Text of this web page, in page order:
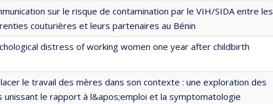
sur le risque de contamination par le VIH/SIDA entre les
couturières et leurs partenaires au Bénin
distress of working women one year after childbirth
le travail des mères dans son contexte : une exploration des
unissant le rapport à l&apos;emploi et la symptomatologie